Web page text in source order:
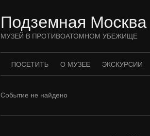
Подземная Москва
МУЗЕЙ В ПРОТИВОАТОМНОМ УБЕЖИЩЕ
ПОСЕТИТЬ О МУЗЕЕ ЭКСКУРСИИ
Событие не найдено